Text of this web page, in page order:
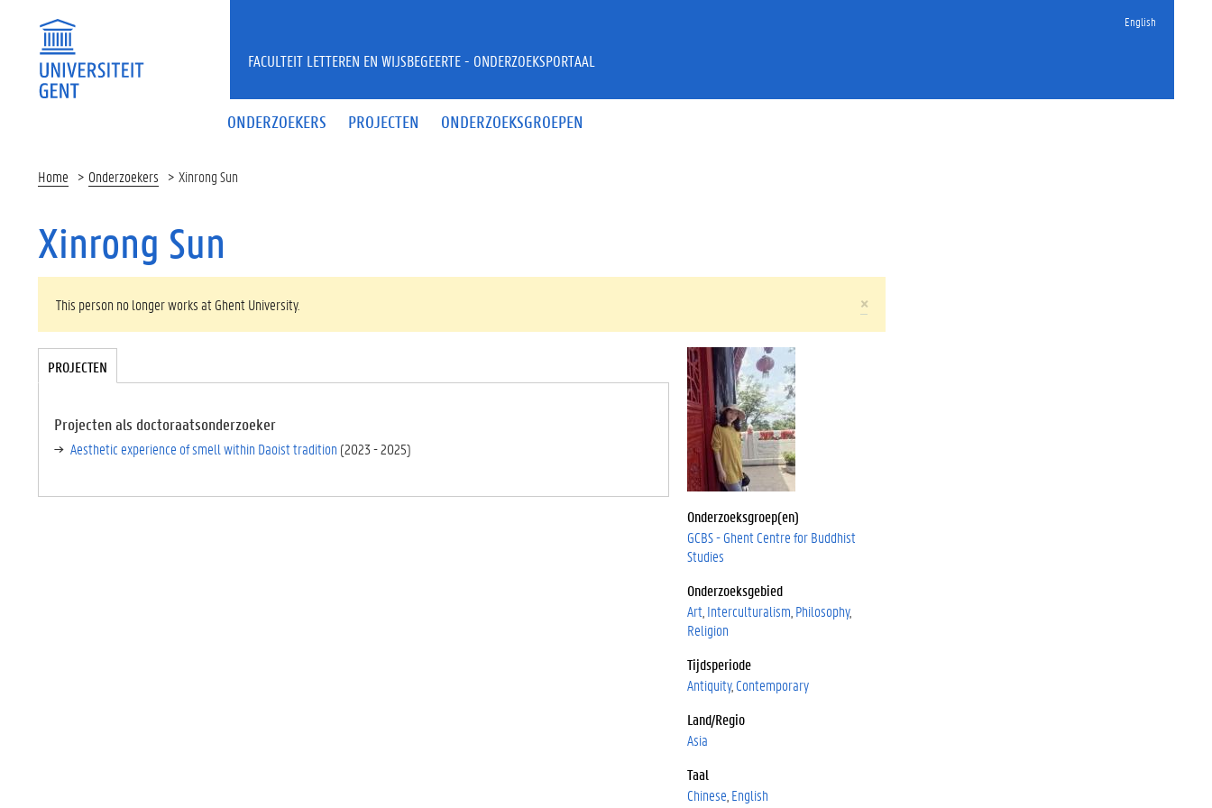
English
ONDERZOEKERS PROJECTEN ONDERZOEKSGROEPEN
FACULTEIT LETTEREN EN WIJSBEGEERTE - ONDERZOEKSPORTAAL
Home Onderzoekers Xinrong Sun
Xinrong Sun
×
WAARSCHUWINGSBERICHT
This person no longer works at Ghent University.
Onderzoeksgroep(en)
GCBS - Ghent Centre for Buddhist
Studies
Onderzoeksgebied
Art Interculturalism Philosophy
Religion
Tijdsperiode
Antiquity Contemporary
Land/Regio
Asia
Taal
Chinese English
Tabgroup
PROJECTEN
TI
E
V
T
Projecten als doctoraatsonderzoeker
Aesthetic experience of smell within Daoist tradition (2023-2025)